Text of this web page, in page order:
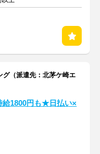
グ（派遣先：北茅ケ崎エ
給1800円も★日払い×